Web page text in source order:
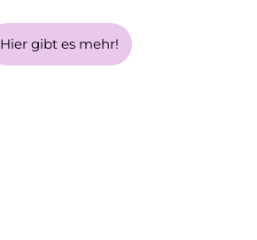
Hier gibt es mehr!